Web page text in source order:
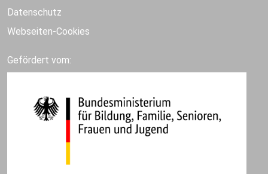
Datenschutz
Webseiten-Cookies
Gefördert vom: